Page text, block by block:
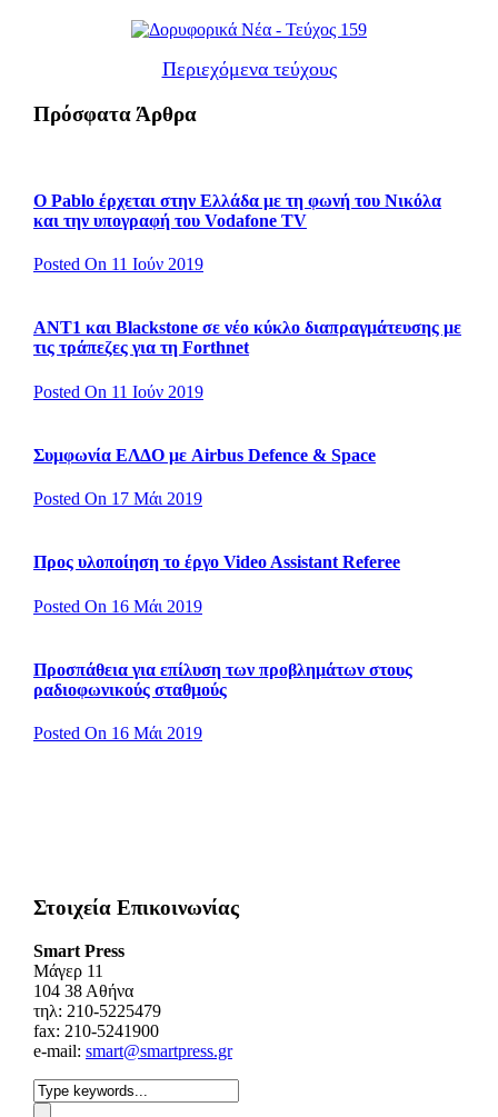
Περιεχόμενα τεύχους
Πρόσφατα Άρθρα
Ο Pablo έρχεται στην Ελλάδα με τη φωνή του Νικόλα
και την υπογραφή του Vodafone TV
Posted On 11 Ιούν 2019
ΑΝΤ1 και Blackstone σε νέο κύκλο διαπραγμάτευσης με
τις τράπεζες για τη Forthnet
Posted On 11 Ιούν 2019
Συμφωνία ΕΛΔΟ με Airbus Defence & Space
Posted On 17 Μάι 2019
Προς υλοποίηση το έργο Video Assistant Referee
Posted On 16 Μάι 2019
Προσπάθεια για επίλυση των προβλημάτων στους
ραδιοφωνικούς σταθμούς
Posted On 16 Μάι 2019
Στοιχεία Επικοινωνίας
Smart Press
Mάγερ 11
104 38 Αθήνα
τηλ: 210-5225479
fax: 210-5241900
e-mail: smart@smartpress.gr